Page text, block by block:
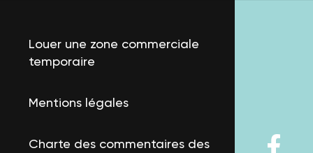
Louer une zone commerciale
temporaire
Mentions légales
Charte des commentaires des